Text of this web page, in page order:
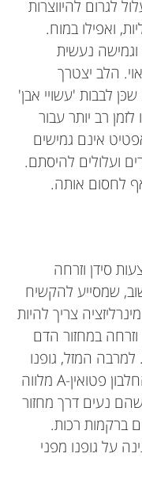
לגרום להיווצרות
ואפילו במוח.
נעשית
הלב יצטרך
לבבות 'עשויי אבן'
לזמן רב יותר עבור
אינם גמישים
ועלולים להיסתם.
לחסום אותה.
סידן וזרחה
שמסייע להקשיח
צריך להיות
במחזור הדם
למרבה המזל, גופנו
שומר על הסתיידות תחת שליטה. החלבון פטואין-A מלווה
נעים דרך מחזור
ברקמות רכות.
על גופנו מפני